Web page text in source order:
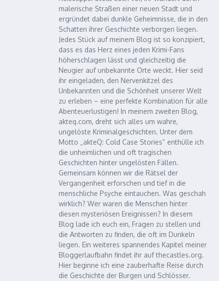
malerische Straßen einer neuen Stadt und
ergründet dabei dunkle Geheimnisse, die in den
Schatten ihrer Geschichte verborgen liegen.
Jedes Stück auf meinem Blog ist so konzipiert,
dass es das Herz eines jeden Krimi-Fans
höherschlagen lässt und gleichzeitig die
Neugier auf unbekannte Orte weckt. Hier seid
ihr eingeladen, den Nervenkitzel des
Unbekannten und die Schönheit unserer Welt
zu erleben – eine perfekte Kombination für alle
Abenteuerlustigen! In meinem zweiten Blog,
akteq.com, dreht sich alles um wahre,
ungelöste Kriminalgeschichten. Unter dem
Motto „akteQ: Cold Case Stories“ enthülle ich
die unheimlichen und oft tragischen
Geschichten hinter ungelösten Fällen.
Gemeinsam können wir die Rätsel der
Vergangenheit erforschen und tief in die
menschliche Psyche eintauchen. Was geschah
wirklich? Wer waren die Menschen hinter
diesen mysteriösen Ereignissen? In diesem
Blog lade ich euch ein, Fragen zu stellen und
die Antworten zu finden, die oft im Dunkeln
liegen. Ein weiteres spannendes Kapitel meiner
Bloggerlaufbahn findet ihr auf thecastles.org.
Hier beginne ich eine zauberhafte Reise durch
die Geschichte der Burgen und Schlösser.